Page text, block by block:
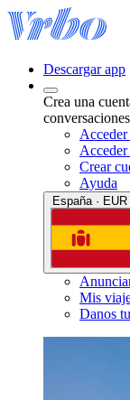
Descargar app
Crea una
Crear
Ayuda
Mis
Danos